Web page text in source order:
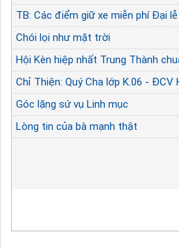
TB: Các điểm giữ xe miễn phí Đại
Chói lọi như mặt trời
Hội Kèn hiệp nhất Trung Thành
Chỉ Thiện: Quý Cha lớp K.06 - ĐCV
Góc lặng sứ vụ Linh mục
Lòng tin của bà mạnh thật